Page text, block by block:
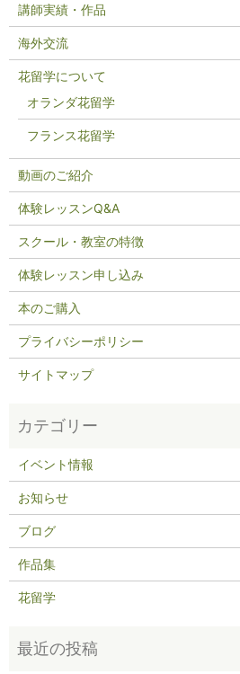
講師実績・作品
海外交流
花留学について
オランダ花留学
フランス花留学
動画のご紹介
体験レッスンQ&A
スクール・教室の特徴
体験レッスン申し込み
本のご購入
プライバシーポリシー
サイトマップ
イベント情報
お知らせ
ブログ
作品集
花留学